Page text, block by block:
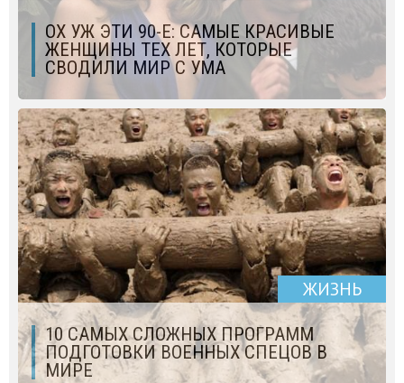
ОХ УЖ ЭТИ 90-Е: САМЫЕ КРАСИВЫЕ
ЖЕНЩИНЫ ТЕХ ЛЕТ, КОТОРЫЕ
СВОДИЛИ МИР С УМА
ЖИЗНЬ
10 САМЫХ СЛОЖНЫХ ПРОГРАММ
ПОДГОТОВКИ ВОЕННЫХ СПЕЦОВ В
МИРЕ